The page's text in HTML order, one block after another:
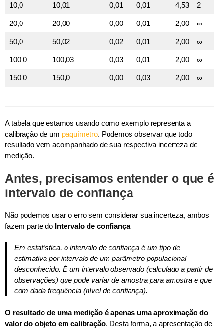
10,0 10,01 0,01 0,01 4,53 2
20,0 20,00 0,00 0,01 2,00 ∞
50,0 50,02 0,02 0,01 2,00 ∞
100,0 100,03 0,03 0,01 2,00 ∞
150,0 150,0 0,00 0,03 2,00 ∞
A tabela que estamos usando como exemplo representa a
calibração de um paquímetro. Podemos observar que todo
resultado vem acompanhado de sua respectiva incerteza de
medição.
Antes, precisamos entender o que é
intervalo de confiança
Não podemos usar o erro sem considerar sua incerteza, ambos
fazem parte do Intervalo de confiança:
Em estatística, o intervalo de confiança é um tipo de
estimativa por intervalo de um parâmetro populacional
desconhecido. É um intervalo observado (calculado a partir de
observações) que pode variar de amostra para amostra e que
com dada frequência (nível de confiança).
O resultado de uma medição é apenas uma aproximação do
valor do objeto em calibração. Desta forma, a apresentação de